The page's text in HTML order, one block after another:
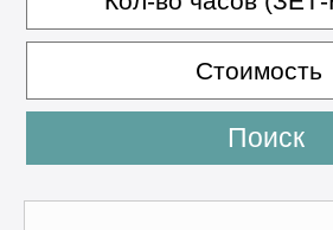
Поиск